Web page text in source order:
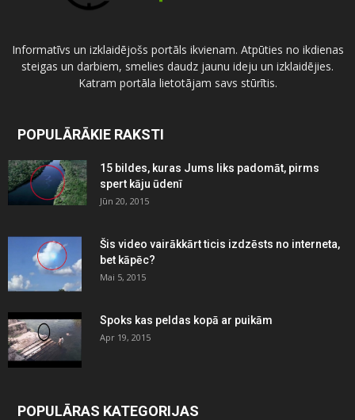
Informatīvs un izklaidējošs portāls ikvienam. Atpūties no ikdienas
steigas un darbiem, smelies daudz jaunu ideju un izklaidējies.
Katram portāla lietotājam savs stūrītis.
POPULĀRĀKIE RAKSTI
15 bildes, kuras Jums liks padomāt, pirms
spert kāju ūdenī
Jūn 20, 2015
Šis video vairākkārt ticis izdzēsts no interneta,
bet kāpēc?
Mai 5, 2015
Spoks kas peldas kopā ar puikām
Apr 19, 2015
POPULĀRAS KATEGORIJAS